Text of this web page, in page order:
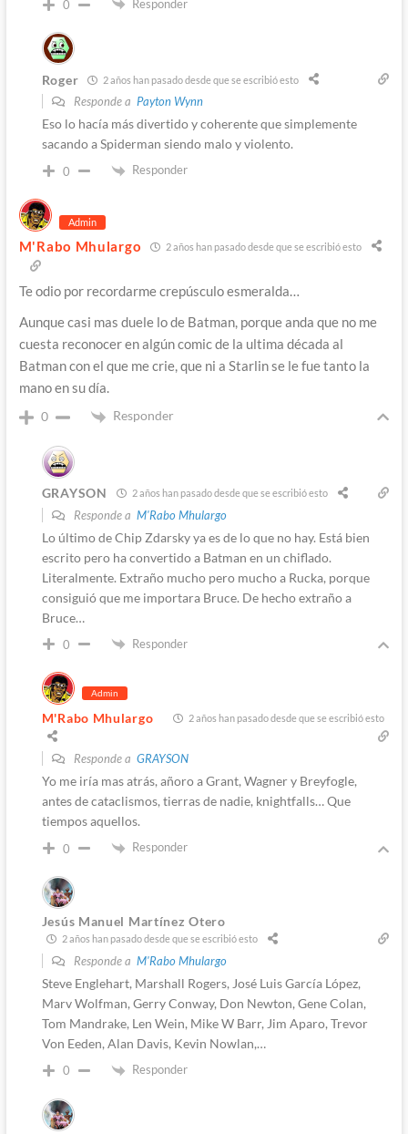
0 Responder
Roger 2 años han pasado desde que se escribió esto
Responde a Payton Wynn
Eso lo hacía más divertido y coherente que simplemente
sacando a Spiderman siendo malo y violento.
0 Responder
Admin
M'Rabo Mhulargo 2 años han pasado desde que se escribió esto
Te odio por recordarme crepúsculo esmeralda…
Aunque casi mas duele lo de Batman, porque anda que no me
cuesta reconocer en algún comic de la ultima década al
Batman con el que me crie, que ni a Starlin se le fue tanto la
mano en su día.
0 Responder
GRAYSON 2 años han pasado desde que se escribió esto
Responde a M'Rabo Mhulargo
Lo último de Chip Zdarsky ya es de lo que no hay. Está bien
escrito pero ha convertido a Batman en un chiflado.
Literalmente. Extraño mucho pero mucho a Rucka, porque
consiguió que me importara Bruce. De hecho extraño a
Bruce…
0 Responder
Admin
M'Rabo Mhulargo 2 años han pasado desde que se escribió esto
Responde a GRAYSON
Yo me iría mas atrás, añoro a Grant, Wagner y Breyfogle,
antes de cataclismos, tierras de nadie, knightfalls… Que
tiempos aquellos.
0 Responder
Jesús Manuel Martínez Otero
2 años han pasado desde que se escribió esto
Responde a M'Rabo Mhulargo
Steve Englehart, Marshall Rogers, José Luis García López,
Marv Wolfman, Gerry Conway, Don Newton, Gene Colan,
Tom Mandrake, Len Wein, Mike W Barr, Jim Aparo, Trevor
Von Eeden, Alan Davis, Kevin Nowlan,…
0 Responder